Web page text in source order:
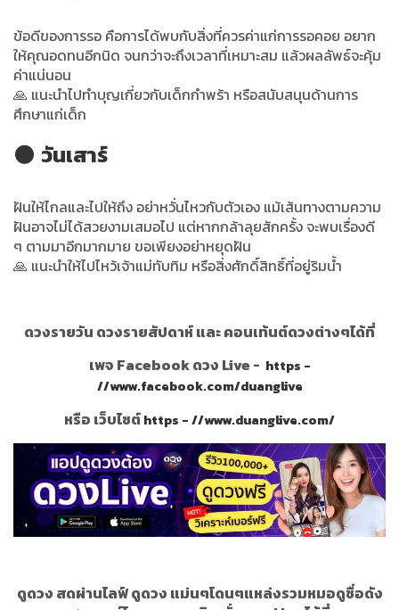
ข้อดีของการรอ คือการได้พบกับสิ่งที่ควรค่าแก่การรอคอย อยาก
ให้คุณอดทนอีกนิด จนกว่าจะถึงเวลาที่เหมาะสม แล้วผลลัพธ์จะคุ้ม
ค่าแน่นอน
🙏 แนะนำไปทำบุญเกี่ยวกับเด็กกำพร้า หรือสนับสนุนด้านการ
ศึกษาแก่เด็ก
🌑 วันเสาร์
ฝันให้ไกลและไปให้ถึง อย่าหวั่นไหวกับตัวเอง แม้เส้นทางตามความ
ฝันอาจไม่ได้สวยงามเสมอไป แต่หากกล้าลุยสักครั้ง จะพบเรื่องดี
ๆ ตามมาอีกมากมาย ขอเพียงอย่าหยุดฝัน
🙏 แนะนำให้ไปไหว้เจ้าแม่ทับทิม หรือสิ่งศักดิ์สิทธิ์ที่อยู่ริมน้ำ
ดวงรายวัน ดวงรายสัปดาห์ และ คอนเท้นต์ดวงต่างๆได้ที่
เพจ Facebook ดวง Live - https -
//www.facebook.com/duanglive
หรือ เว็บไซต์https - //www.duanglive.com/
ดูดวง สดผ่านไลฟ์ ดูดวง แม่นๆโดนๆแหล่งรวมหมอดูชื่อดัง